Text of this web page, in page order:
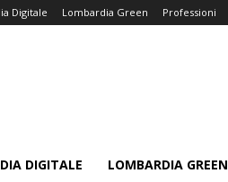
Digitale Lombardia Green Professioni
DIGITALE LOMBARDIA GREEN